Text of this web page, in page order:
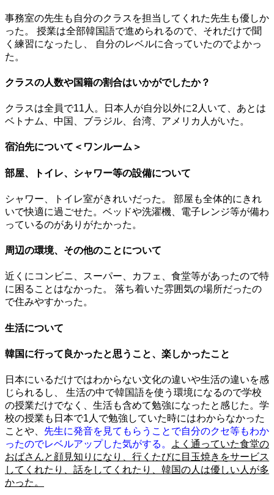
事務室の先生も自分のクラスを担当してくれた先生も優しか
った。 授業は全部韓国語で進められるので、それだけで聞
く練習になったし、 自分のレベルに合っていたのでよかっ
た。
クラスの人数や国籍の割合はいかがでしたか？
クラスは全員で11人。日本人が自分以外に2人いて、あとは
ベトナム、中国、ブラジル、台湾、アメリカ人がいた。
宿泊先について＜ワンルーム＞
部屋、トイレ、シャワー等の設備について
シャワー、トイレ室がきれいだった。 部屋も全体的にきれ
いで快適に過ごせた。ベッドや洗濯機、電子レンジ等が備わ
っているのがありがたかった。
周辺の環境、その他のことについて
近くにコンビニ、スーパー、カフェ、食堂等があったので特
に困ることはなかった。 落ち着いた雰囲気の場所だったの
で住みやすかった。
生活について
韓国に行って良かったと思うこと、楽しかったこと
日本にいるだけではわからない文化の違いや生活の違いを感
じられるし、 生活の中で韓国語を使う環境になるので学校
の授業だけでなく、生活も含めて勉強になったと感じた。学
校の授業も日本で1人で勉強していた時にはわからなかった
ことや、 先生に発音を見てもらうことで自分のクセ等もわか
ったのでレベルアップした気がする。
よく通っていた食堂の
おばさんと顔見知りになり、行くたびに目玉焼きをサービス
してくれたり、話をしてくれたり、韓国の人は優しい人が多
かった。